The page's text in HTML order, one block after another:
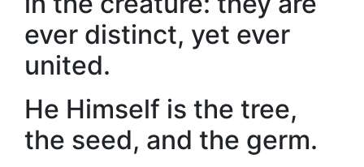
ever distinct, yet ever
united.
He Himself is the tree,
the seed, and the germ.